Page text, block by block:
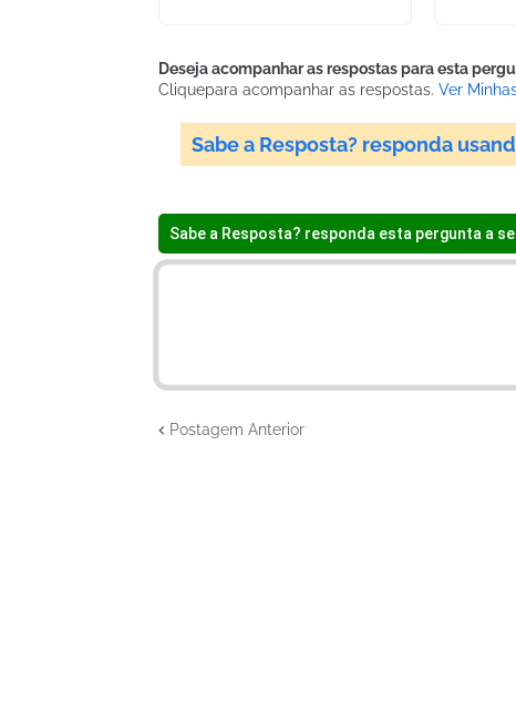
Deseja acompanhar as respostas para esta
Cliquepara acompanhar as respostas. Ver
Sabe a Resposta? responda
Sabe a Resposta? responda esta pergunta a
Postagem Anterior